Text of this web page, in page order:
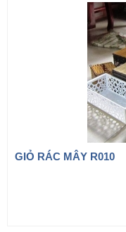
GIỎ RÁC MÂY R010